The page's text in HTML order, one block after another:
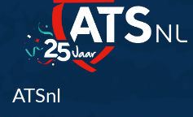
ATSnl